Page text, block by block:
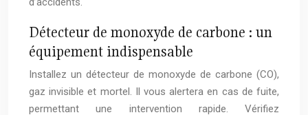
Détecteur de monoxyde de carbone : un
équipement indispensable
Installez un détecteur de monoxyde de carbone (CO),
gaz invisible et mortel. Il vous alertera en cas de fuite,
permettant une intervention rapide. Vérifiez